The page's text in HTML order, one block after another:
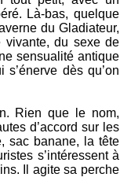
Là-bas, quelque
du Gladiateur,
vivante, du sexe de
sensualité antique
dès qu’on
Rien que le nom,
d’accord sur les
sac banane, la tête
s’intéressent à
Il agite sa perche